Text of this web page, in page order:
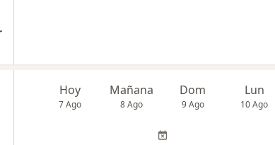
Hoy
7 Ago
Mañana
8 Ago
Dom
9 Ago
Lun
10 Ago